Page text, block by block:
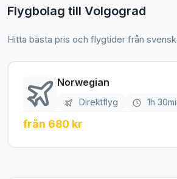
Flygbolag till Volgograd
Hitta bästa pris och flygtider från
Norwegian
Direktflyg 1h
från 680 kr